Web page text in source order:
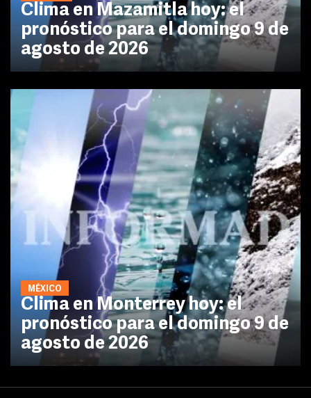
Clima en Mazamitla hoy: el
pronóstico para el domingo 9 de
agosto de 2026
MÉXICO
Clima en Monterrey hoy: el
pronóstico para el domingo 9 de
agosto de 2026